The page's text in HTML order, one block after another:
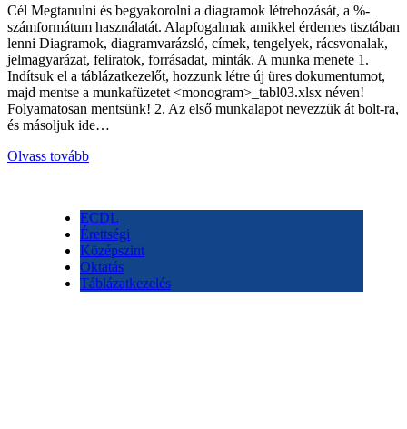
Cél Megtanulni és begyakorolni a diagramok létrehozását, a %-
számformátum használatát. Alapfogalmak amikkel érdemes tisztában
lenni Diagramok, diagramvarázsló, címek, tengelyek, rácsvonalak,
jelmagyarázat, feliratok, forrásadat, minták. A munka menete 1.
Indítsuk el a táblázatkezelőt, hozzunk létre új üres dokumentumot,
majd mentse a munkafüzetet <monogram>_tabl03.xlsx néven!
Folyamatosan mentsünk! 2. Az első munkalapot nevezzük át bolt-ra,
és másoljuk ide…
Olvass tovább
ECDL
Érettségi
Középszint
Oktatás
Táblázatkezelés